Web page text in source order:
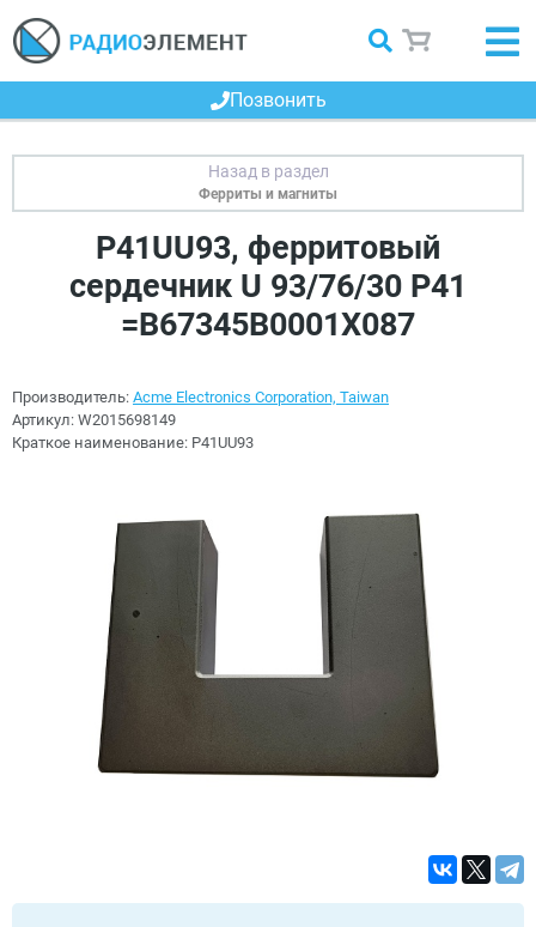
Позвонить
Ферриты и магниты
P41UU93, ферритовый
сердечник U 93/76/30 P41
=B67345B0001X087
Производитель: Acme Electronics Corporation, Taiwan
Артикул: W2015698149
Краткое наименование: P41UU93